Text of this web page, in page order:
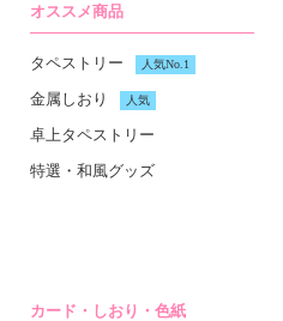
オススメ商品
タペストリー 人気No.1
金属しおり 人気
卓上タペストリー
特選・和風グッズ
カード・しおり・色紙